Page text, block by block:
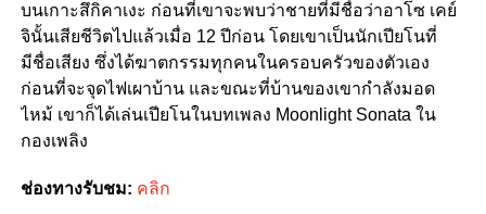
บนเกาะสึกิคาเงะ ก่อนที่เขาจะพบว่าชายที่มีชื่อว่าอาโซ เคย์
จินั้นเสียชีวิตไปแล้วเมื่อ 12 ปีก่อน โดยเขาเป็นนักเปียโนที่
มีชื่อเสียง ซึ่งได้ฆาตกรรมทุกคนในครอบครัวของตัวเอง
ก่อนที่จะจุดไฟเผาบ้าน และขณะที่บ้านของเขากำลังมอด
ไหม้ เขาก็ได้เล่นเปียโนในบทเพลง Moonlight Sonata ใน
กองเพลิง
ช่องทางรับชม: คลิก